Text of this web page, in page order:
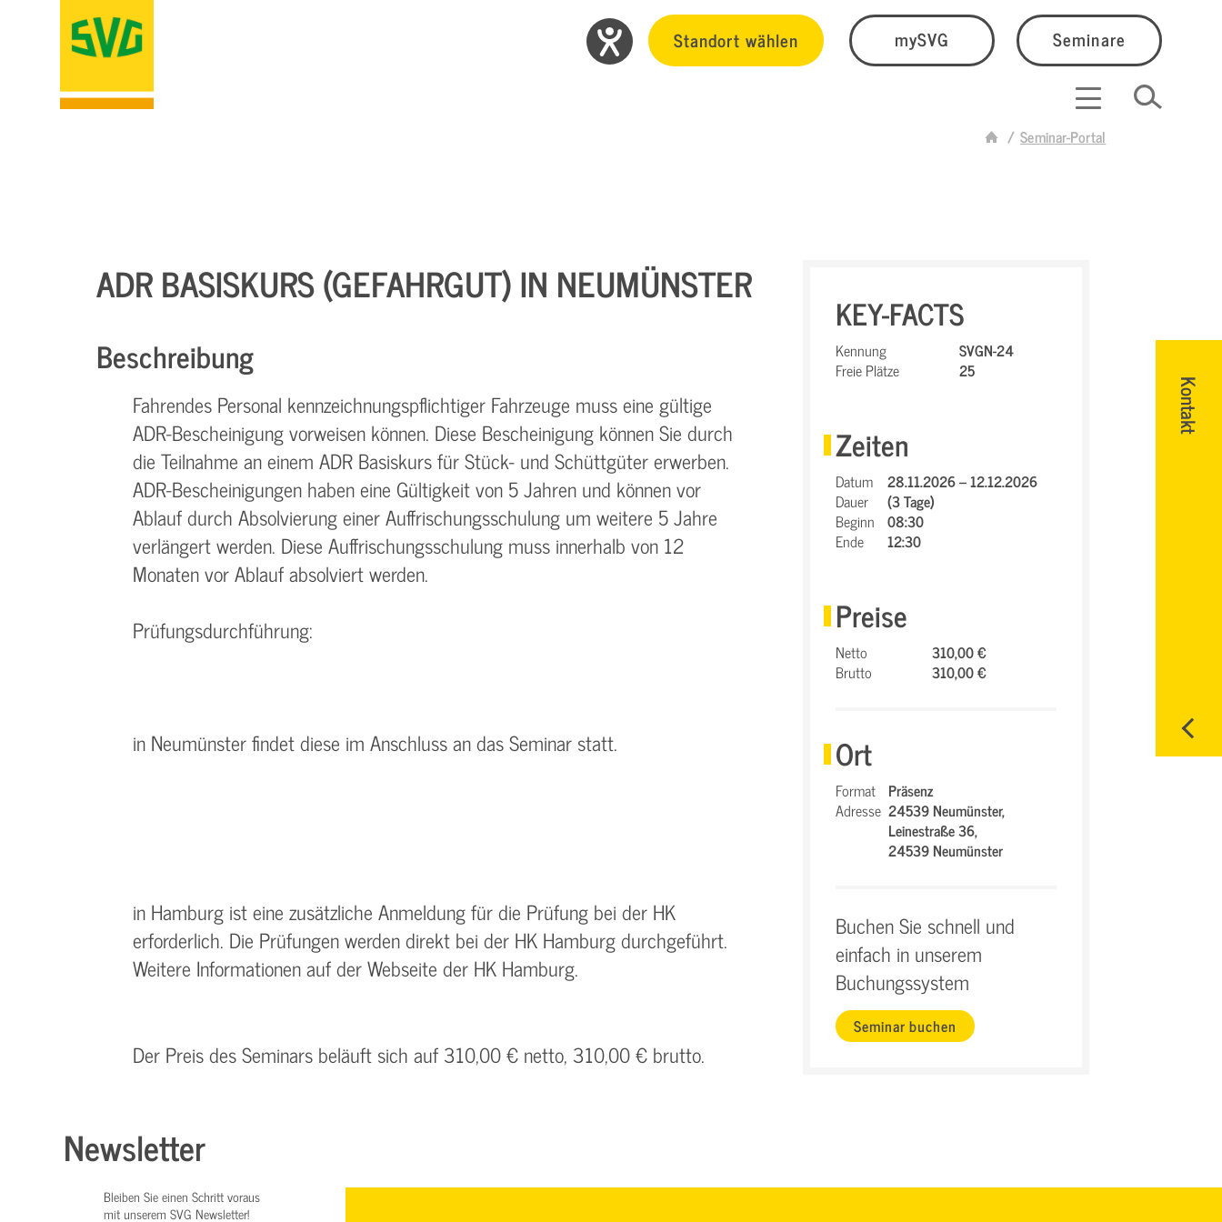
Standort wählen mySVG Seminare
Seminar-Portal
Kontakt
ADR BASISKURS (GEFAHRGUT) IN NEUMÜNSTER
Beschreibung
Fahrendes Personal kennzeichnungspflichtiger Fahrzeuge muss eine gültige
ADR-Bescheinigung vorweisen können. Diese Bescheinigung können Sie durch
die Teilnahme an einem ADR Basiskurs für Stück- und Schüttgüter erwerben.
ADR-Bescheinigungen haben eine Gültigkeit von 5 Jahren und können vor
Ablauf durch Absolvierung einer Auffrischungsschulung um weitere 5 Jahre
verlängert werden. Diese Auffrischungsschulung muss innerhalb von 12
Monaten vor Ablauf absolviert werden.
Prüfungsdurchführung:
in Neumünster findet diese im Anschluss an das Seminar statt.
in Hamburg ist eine zusätzliche Anmeldung für die Prüfung bei der HK
erforderlich. Die Prüfungen werden direkt bei der HK Hamburg durchgeführt.
Weitere Informationen auf der Webseite der HK Hamburg.
Der Preis des Seminars beläuft sich auf 310,00 € netto, 310,00 € brutto.
KEY-FACTS
Kennung
SVGN-24
Freie Plätze
25
Zeiten
Datum
28.11.2026 – 12.12.2026
Dauer
(3 Tage)
Beginn 08:30
Ende
12:30
Preise
Netto
310,00 €
Brutto
310,00 €
Ort
Format Präsenz
Adresse 24539 Neumünster,
Leinestraße 36,
24539 Neumünster
Buchen Sie schnell und
einfach in unserem
Buchungssystem
Seminar buchen
Newsletter
Bleiben Sie einen Schritt voraus
mit unserem SVG Newsletter!